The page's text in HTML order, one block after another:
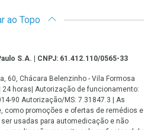
ao Topo
S.A. | CNPJ: 61.412.110/0565-33
60, Chácara Belenzinho - Vila Formosa
24 horas| Autorização de funcionamento:
90 Autorização/MS: 7.31847.3 | As
promoções e ofertas de remédios e
usadas para automedicação e não